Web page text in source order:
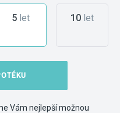
5let 10 let
Vám nejlepší možnou